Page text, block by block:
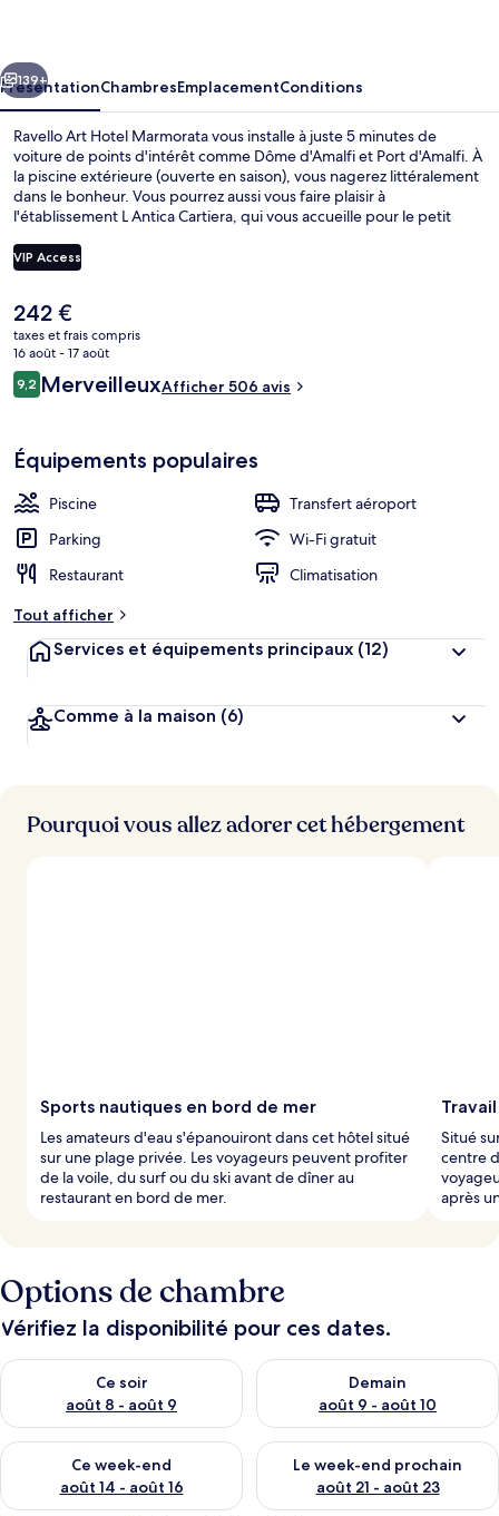
Suivant
139+
PrésentationChambresEmplacementConditions
Ravello Art Hotel Marmorata vous installe à juste 5 minutes de
voiture de points d'intérêt comme Dôme d'Amalfi et Port d'Amalfi. À
la piscine extérieure (ouverte en saison), vous nagerez littéralement
dans le bonheur. Vous pourrez aussi vous faire plaisir à
l'établissement L Antica Cartiera, qui vous accueille pour le petit
Cuisine à base de fruits de mer. Au menu des petits plus offerts sur
place, on trouve un bar en bord de piscine, un centre de remise en
adorent le personnel attentionné et l'emplacement.
VIP Access
Le
prix
actuel
est
de
242 €
taxes et frais compris
16 août - 17 août
Avis
voyageurs
9,29,2 sur 10
MerveilleuxAfficher 506 avis
Équipements populaires
Piscine
Transfert aéroport
Parking
Wi-Fi gratuit
Restaurant
Climatisation
Tout afficher
Services et équipements principaux (12)
Comme à la maison (6)
Pourquoi vous allez adorer cet hébergement
Sports nautiques en bord de mer
Les amateurs d'eau s'épanouiront dans cet hôtel situé
sur une plage privée. Les voyageurs peuvent profiter
de la voile, du surf ou du ski avant de dîner au
restaurant en bord de mer.
Situé
centre
après
Options de chambre
Vérifiez la disponibilité pour ces dates.
Ce soir
août 8 - août 9
Vérifier la disponibilité pour ce soir août 8 - août 9
Demain
août 9 - août 10
Vérifier la disponibilité pour
Ce week-end
août 14 - août 16
Vérifier la disponibilité pour ce week-end août 14 - août 16
Le week-end prochain
août 21 - août 23
Vérifier la disponibilité pour